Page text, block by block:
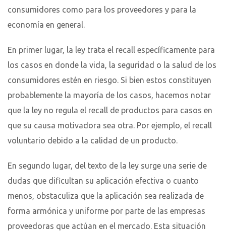
consumidores como para los proveedores y para la
economía en general.
En primer lugar, la ley trata el recall específicamente para
los casos en donde la vida, la seguridad o la salud de los
consumidores estén en riesgo. Si bien estos constituyen
probablemente la mayoría de los casos, hacemos notar
que la ley no regula el recall de productos para casos en
que su causa motivadora sea otra. Por ejemplo, el recall
voluntario debido a la calidad de un producto.
En segundo lugar, del texto de la ley surge una serie de
dudas que dificultan su aplicación efectiva o cuanto
menos, obstaculiza que la aplicación sea realizada de
forma armónica y uniforme por parte de las empresas
proveedoras que actúan en el mercado. Esta situación